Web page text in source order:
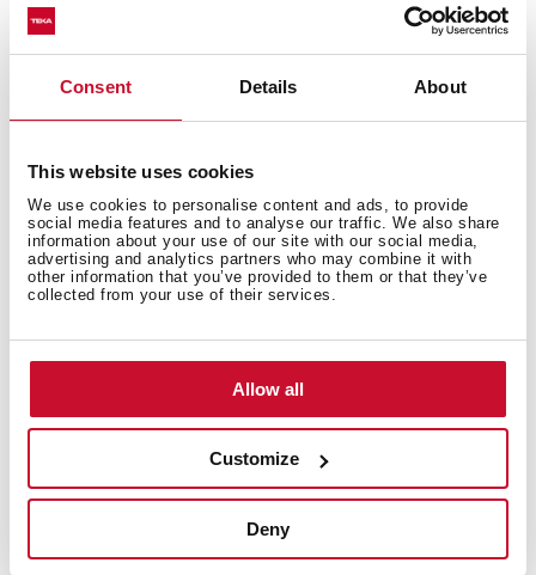
Consent Details About
This website uses cookies
We use cookies to personalise content and ads, to provide
social media features and to analyse our traffic. We also share
information about your use of our site with our social media,
advertising and analytics partners who may combine it with
other information that you’ve provided to them or that they’ve
collected from your use of their services.
Allow all
Customize
Deny
najprestížnejšími uznaniami v odbore vrátane
medzinárodných cien za dobrý dizajn, Európskej ceny
Technické detaily